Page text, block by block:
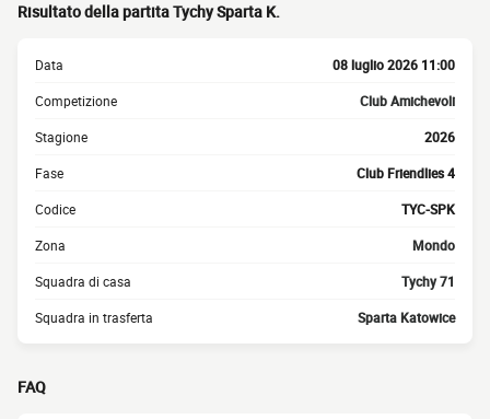
Risultato della partita Tychy Sparta K.
Data 08 luglio 2026 11:00
Competizione Club Amichevoli
Stagione 2026
Fase Club Friendlies 4
Codice TYC-SPK
Zona Mondo
Squadra di casa Tychy 71
Squadra in trasferta Sparta Katowice
FAQ